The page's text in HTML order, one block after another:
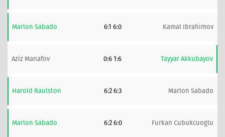
Marlon Sabado 6:1 6:0 Kamal Ibrahimov
Aziz Manafov 0:6 1:6 Tayyar Akkubayov
Harold Raulston 6:2 6:3 Marlon Sabado
Marlon Sabado 6:2 6:0 Furkan Cubukcuoglu